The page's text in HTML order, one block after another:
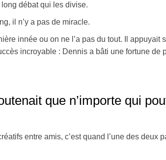
débat qui les divise.
il n’y a pas de miracle.
innée ou on ne l’a pas du tout. Il appuyait
incroyable : Dennis a bâti une fortune de
que n’importe qui
entre amis, c’est quand l’une des deux